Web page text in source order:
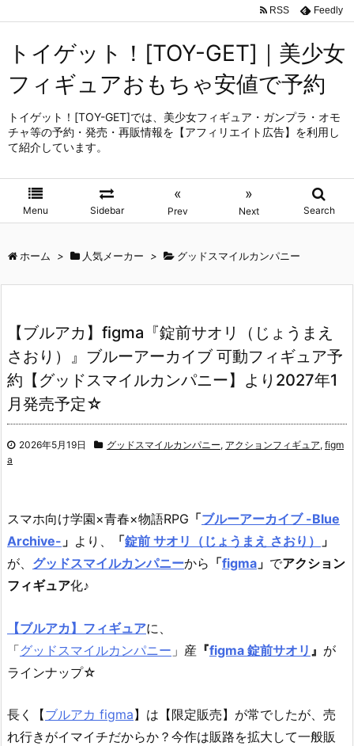
トイゲット！[TOY-GET]｜美少女
フィギュアおもちゃ安値で予約
トイゲット！[TOY-GET]では、美少女フィギュア・ガンプラ・オモ
チャ等の予約・発売・再販情報を【アフィリエイト広告】を利用し
て紹介しています。
Menu Sidebar
«
Prev
»
Next Search
RSS Feedly
ホーム > 人気メーカー > グッドスマイルカンパニー
【ブルアカ】figma『錠前サオリ（じょうまえ
さおり）』ブルーアーカイブ 可動フィギュア予
約【グッドスマイルカンパニー】より2027年1
月発売予定☆
2026年5月19日 グッドスマイルカンパニー, アクションフィギュア, figm
a
スマホ向け学園×青春×物語RPG 「ブルーアーカイブ -Blue
Archive- 」 より、 「錠前 サオリ（じょうまえ さおり）
」
が、 グッドスマイルカンパニーから 「figma 」 でアクション
フィギュア化♪
【ブルアカ】フィギュアに、
「グッドスマイルカンパニー 」産 『figma 錠前サオリ 』 が
ラインナップ☆
長く【ブルアカ figma】は【限定販売】が常でしたが、売
れ行きがイマイチだからか？今作は販路を拡大して一般販